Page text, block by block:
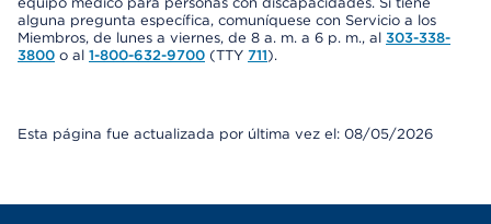
alguna pregunta específica, comuníquese con Servicio a los
Miembros, de lunes a viernes, de 8 a. m. a 6 p. m., al 303-338-
3800 o al 1-800-632-9700 (TTY 711).
Esta página fue actualizada por última vez el: 08/05/2026